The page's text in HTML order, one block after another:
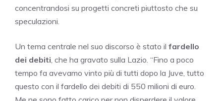
concentrandosi su progetti concreti piuttosto che su
speculazioni.
Un tema centrale nel suo discorso è stato il fardello
dei debiti , che ha gravato sulla Lazio. “Fino a poco
tempo fa avevamo vinto più di tutti dopo la Juve, tutto
questo con il fardello dei debiti di 550 milioni di euro.